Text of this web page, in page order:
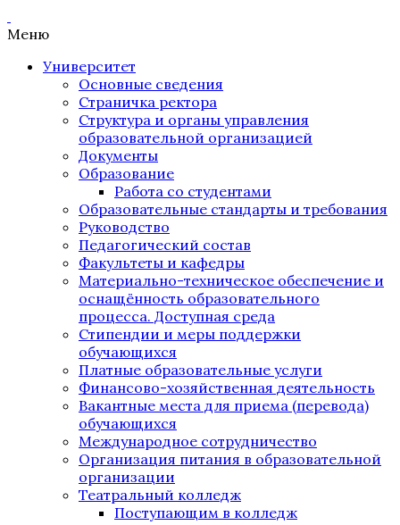
Меню
Университет
Основные сведения
Страничка ректора
Структура и органы управления
образовательной организацией
Документы
Образование
Работа со студентами
Образовательные стандарты и требования
Руководство
Педагогический состав
Факультеты и кафедры
Материально-техническое обеспечение и
оснащённость образовательного
процесса. Доступная среда
Стипендии и меры поддержки
обучающихся
Платные образовательные услуги
Финансово-хозяйственная деятельность
Вакантные места для приема (перевода)
обучающихся
Международное сотрудничество
Организация питания в образовательной
организации
Театральный колледж
Поступающим в колледж